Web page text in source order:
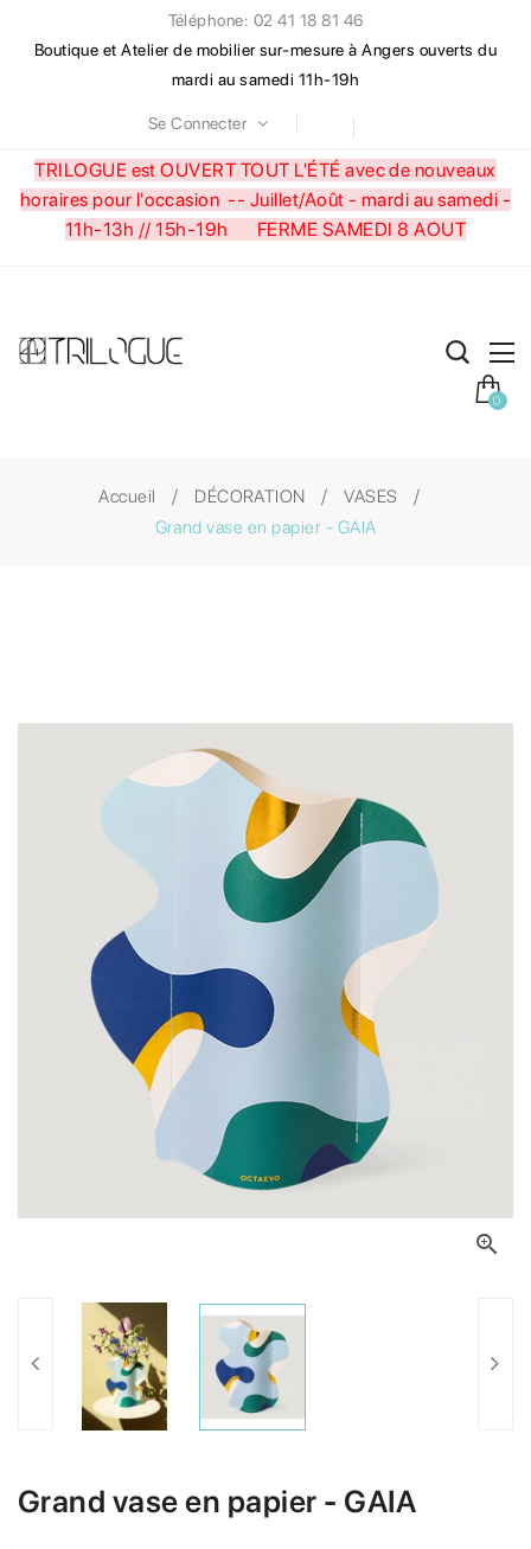
Téléphone: 02 41 18 81 46
Boutique et Atelier de mobilier sur-mesure à Angers ouverts du
mardi au samedi 11h-19h
Se Connecter
TRILOGUE est OUVERT TOUT L'ÉTÉ avec de nouveaux
horaires pour l'occasion -- Juillet/Août - mardi au samedi -
11h-13h // 15h-19h FERME SAMEDI 8 AOUT
0
Accueil DÉCORATION
VASES
Grand vase en papier - GAIA

Grand vase en papier - GAIA